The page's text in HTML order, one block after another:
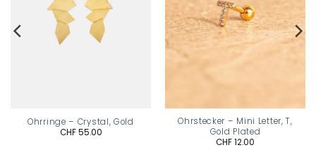
Ohrringe – Crystal, Gold
CHF55.00
Ohrstecker – Mini Letter, T,
Gold Plated
CHF12.00